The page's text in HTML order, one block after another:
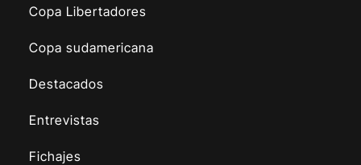
Copa Libertadores
Copa sudamericana
Destacados
Entrevistas
Fichajes